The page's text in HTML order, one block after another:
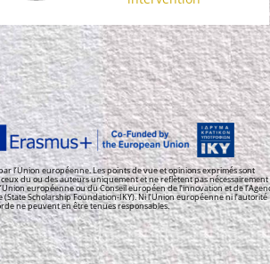
l’Union européenne. Les points de vue et opinions exprimés sont
du ou des auteurs uniquement et ne reflètent pas nécessairement
européenne ou du Conseil européen de l’innovation et de
(State Scholarship Foundation-IKY). Ni l’Union européenne ni l’autorité
ne peuvent en être tenues responsables.